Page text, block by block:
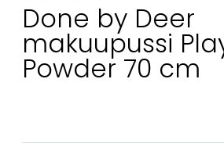
Done by Deer
makuupussi
Powder 70 cm
Ota meihin yhteyttä